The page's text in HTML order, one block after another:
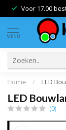
Voor 17.00
MENU
Home / LED
LED
(0)